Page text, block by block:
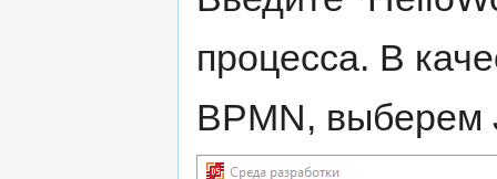
процесса. В
BPMN, выберем